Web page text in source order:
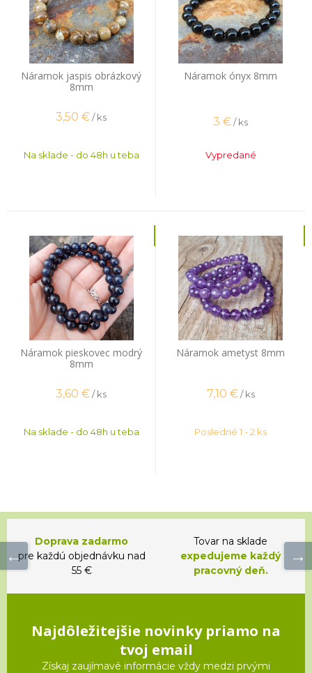
Náramok jaspis obrázkový
8mm
3,50 €/ ks
Na sklade - do 48h u teba
Náramok ónyx 8mm
3 €/ ks
Vypredané
Náramok pieskovec modrý
8mm
3,60 €/ ks
Na sklade - do 48h u teba
Náramok ametyst 8mm
7,10 € / ks
Posledné 1 - 2 ks
Doprava zadarmo
pre každú objednávku nad
55 €
Tovar na sklade
expedujeme každý
pracovný deň.
Najdôležitejšie novinky priamo na
tvoj email
Získaj zaujímavé informácie vždy medzi prvými